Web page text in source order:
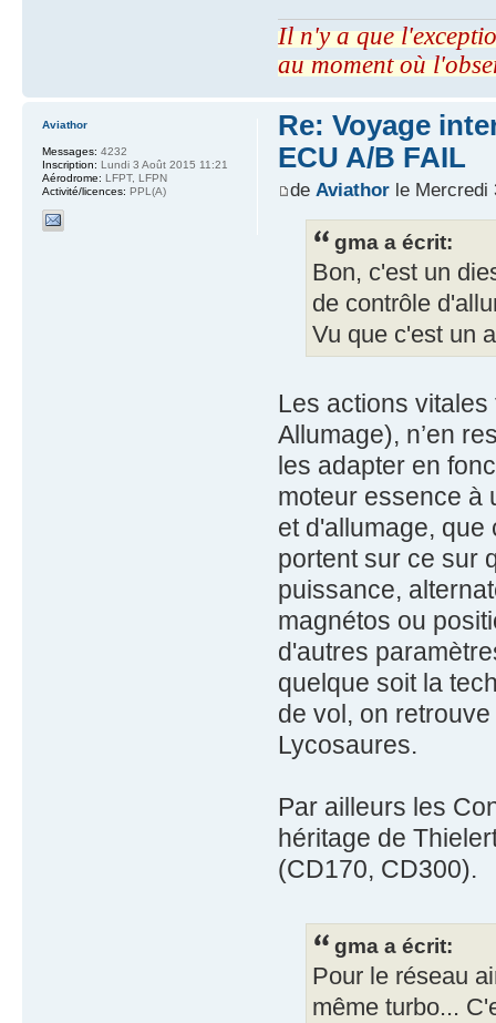
Il n'y a que
au moment où
Re: Voyage
ECU A/B FAIL
de Aviathorle Mercredi
gma a écrit:
Bon, c'est un
de contrôle
Vu que c'est un
Les actions
Allumage), n’en
les adapter en
moteur essence à
et d'allumage,
portent sur ce sur
puissance,
magnétos ou
d'autres
quelque soit la
de vol, on
Lycosaures.
Par ailleurs les
héritage de
(CD170, CD300).
gma a écrit:
Pour le réseau
même turbo...
Aviathor
Messages: 4232
Inscription: Lundi 3 Août 2015 11:21
Aérodrome: LFPT, LFPN
Activité/licences: PPL(A)